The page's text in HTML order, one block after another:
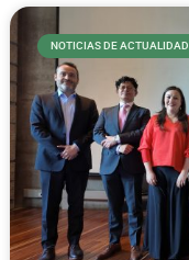
NOTICIAS DE ACTUALIDAD